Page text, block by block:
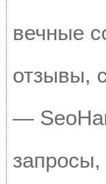
вечные
отзывы,
—